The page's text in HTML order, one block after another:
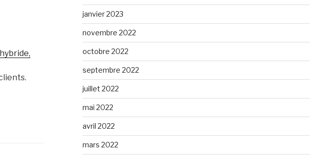
janvier 2023
novembre 2022
octobre 2022
septembre 2022
juillet 2022
mai 2022
avril 2022
mars 2022